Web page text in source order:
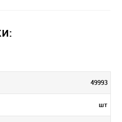
49993
шт